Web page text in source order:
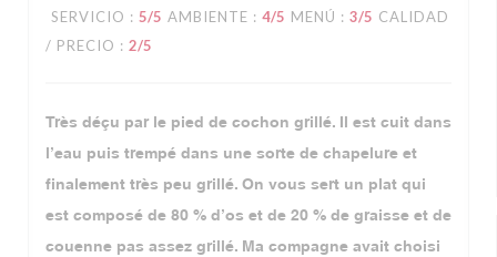
SERVICIO : 5/5 AMBIENTE : 4/5 MENÚ : 3/5 CALIDAD
/ PRECIO : 2/5
Très déçu par le pied de cochon grillé. Il est cuit dans
l’eau puis trempé dans une sorte de chapelure et
finalement très peu grillé. On vous sert un plat qui
est composé de 80 % d’os et de 20 % de graisse et de
couenne pas assez grillé. Ma compagne avait choisi